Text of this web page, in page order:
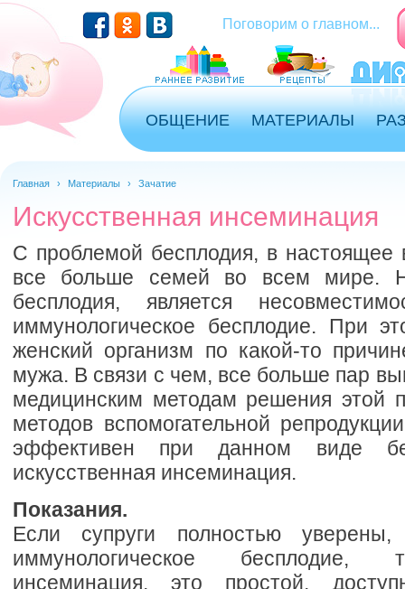
Перейти к основному содержанию
Поговорим о главном...
ОБЩЕНИЕ МАТЕРИАЛЫ
Главная › Материалы › Зачатие
Искусственная инсеминация
С проблемой бесплодия, в настоящее
все больше семей во всем мире.
бесплодия, является
иммунологическое бесплодие. При
женский организм по какой-то
мужа. В связи с чем, все больше пар
медицинским методам решения этой
методов вспомогательной
эффективен при данном виде
искусственная инсеминация.
Показания.
Если супруги полностью
иммунологическое бесплодие,
инсеминация, это простой,